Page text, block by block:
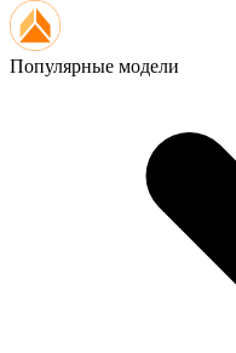
Популярные модели